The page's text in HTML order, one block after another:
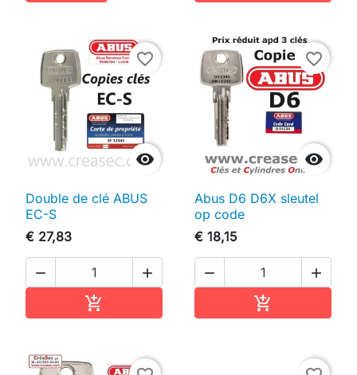

favorite_border
Double de clé ABUS
EC-S
€ 27,83
 


favorite_border
Abus D6 D6X sleutel
op code
€ 18,15
 
